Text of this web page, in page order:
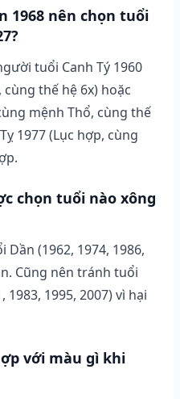
1968 nên chọn tuổi
tuổi Canh Tý 1960
thế hệ 6x) hoặc
mệnh Thổ, cùng thế
1977 (Lục hợp, cùng
chọn tuổi nào xông
(1962, 1974, 1986,
Cũng nên tránh tuổi
1983, 1995, 2007) vì hại
với màu gì khi